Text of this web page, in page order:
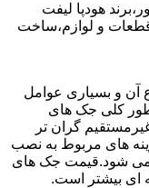
هودپا لیفت
قطعات و لوازم،ساخت
آن و بسیاری عوامل
طور کلی جک های
گران تر
های مربوط به نصب
می شود.قیمت جک های
ای بیشتر است.